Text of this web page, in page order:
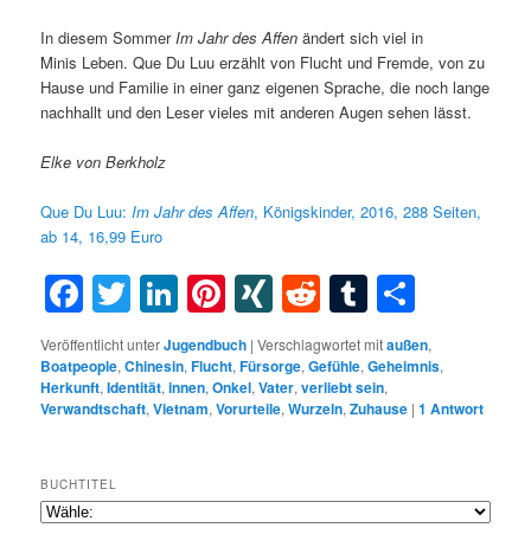
In diesem SommerIm Jahr des Affen ändert sich viel in
Minis Leben. Que Du Luu erzählt von Flucht und Fremde, von zu
Hause und Familie in einer ganz eigenen Sprache, die noch lange
nachhallt und den Leser vieles mit anderen Augen sehen lässt.
Elke von Berkholz
Que Du Luu:Im Jahr des Affen, Königskinder, 2016, 288 Seiten,
ab 14, 16,99 Euro
Facebook
Twitter
LinkedIn
Pinterest
XINGRedditTumblr
Veröffentlicht unterJugendbuch |Verschlagwortet mitaußen,
Boatpeople,Chinesin,Flucht,Fürsorge,Gefühle,Geheimnis,
Herkunft,Identität,innen,Onkel,Vater,verliebt sein,
Verwandtschaft,Vietnam,Vorurteile,Wurzeln,Zuhause |1 Antwort
BUCHTITEL